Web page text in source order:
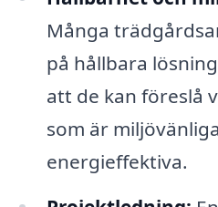
Många
på hållbara
att de kan föreslå
som är
energieffektiva.